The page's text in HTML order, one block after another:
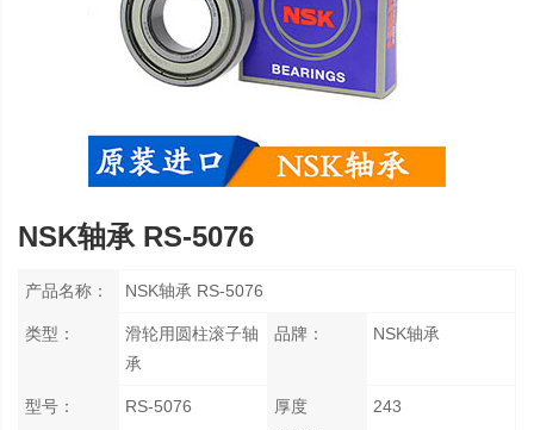
NSK轴承 RS-5076
产品名称： NSK轴承 RS-5076
类型：
滑轮用圆柱滚子轴
承
品牌： NSK轴承
型号： RS-5076
厚度
243